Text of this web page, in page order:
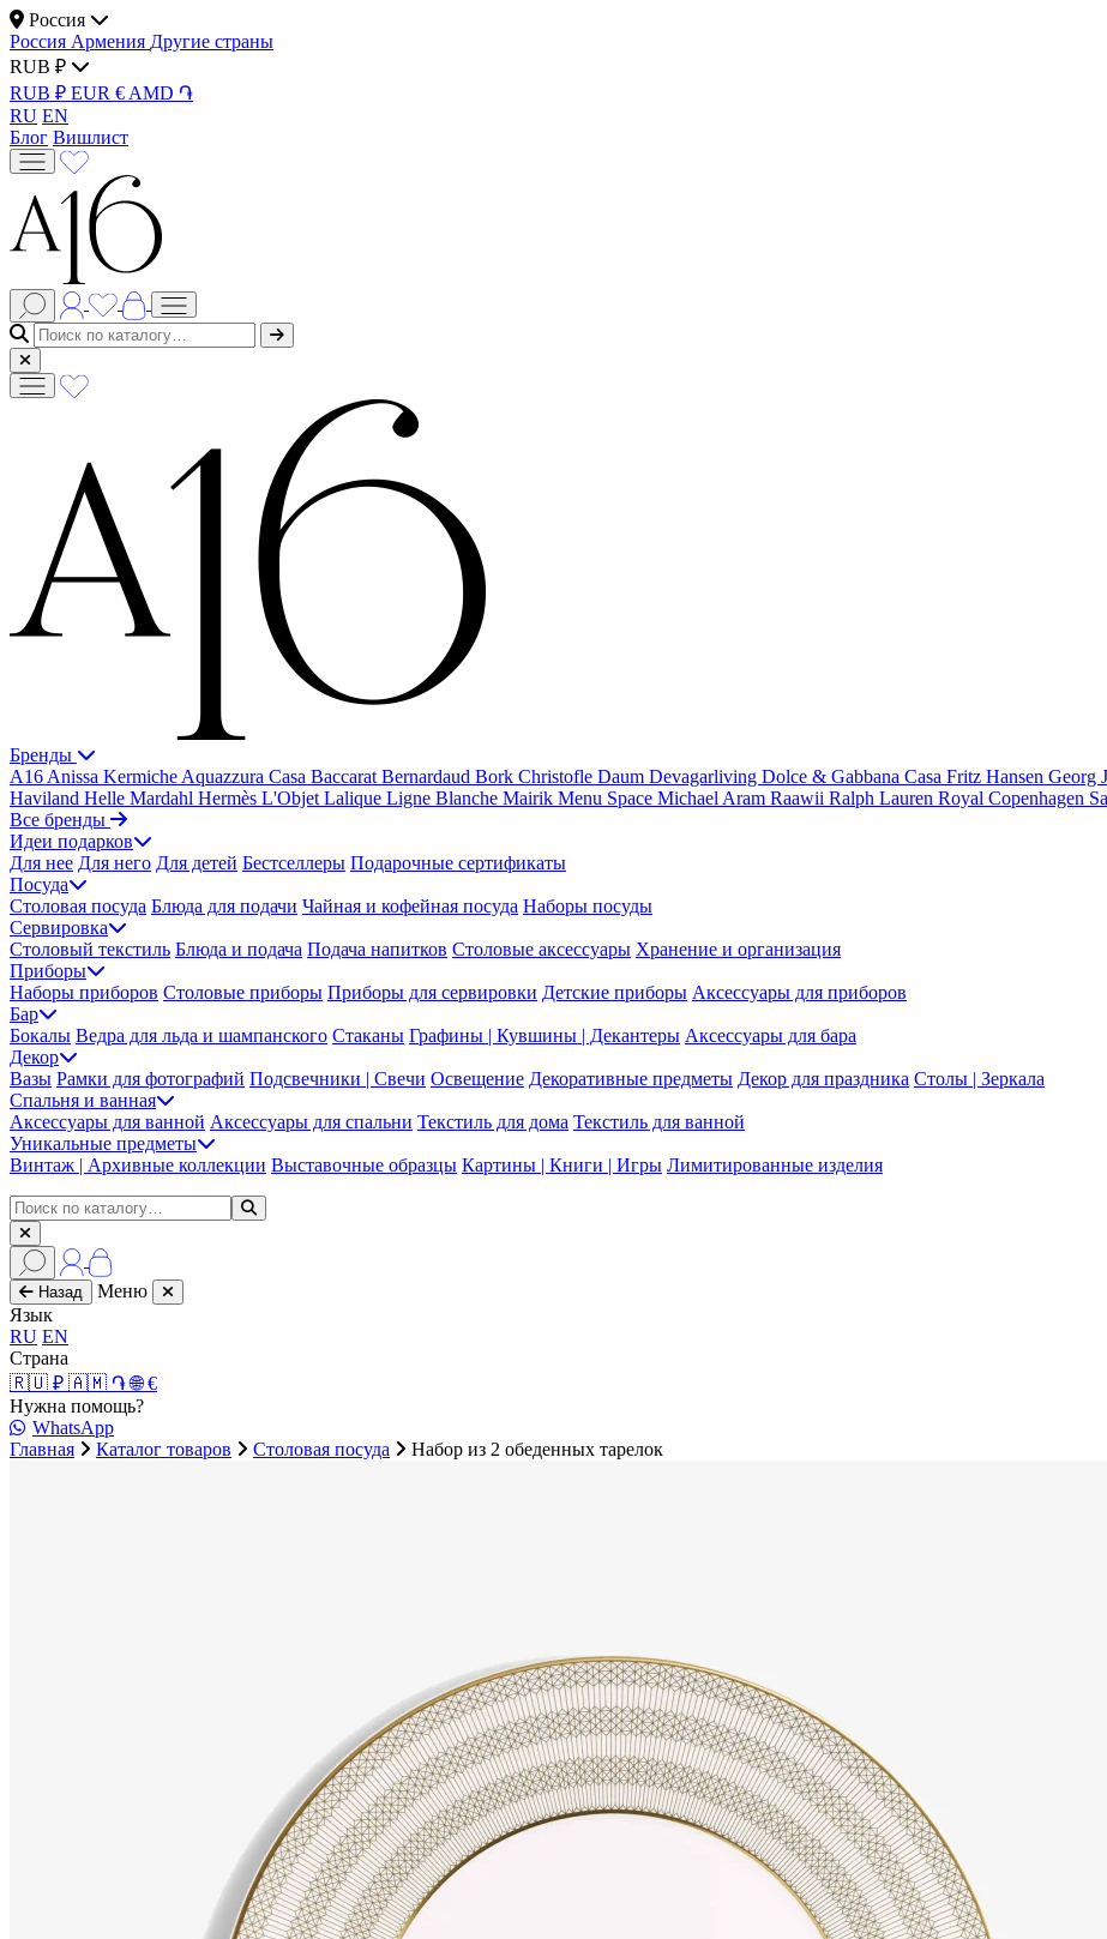
Россия
Россия Армения Другие страны
RUB ₽
RUB ₽ EUR € AMD ֏
RU EN
Блог Вишлист
Бренды
A16 Anissa Kermiche Aquazzura Casa Baccarat Bernardaud Bork Christofle Daum Devagarliving Dolce & Gabbana Casa Fritz Hansen Georg
Haviland Helle Mardahl Hermès L'Objet Lalique Ligne Blanche Mairik Menu Space Michael Aram Raawii Ralph Lauren Royal Copenhagen
Все бренды
Идеи подарков
Для нее Для него Для детей Бестселлеры Подарочные сертификаты
Посуда
Столовая посуда Блюда для подачи Чайная и кофейная посуда Наборы посуды
Сервировка
Столовый текстиль Блюда и подача Подача напитков Столовые аксессуары Хранение и организация
Приборы
Наборы приборов Столовые приборы Приборы для сервировки Детские приборы Аксессуары для приборов
Бар
Бокалы Ведра для льда и шампанского Стаканы Графины | Кувшины | Декантеры Аксессуары для бара
Декор
Вазы Рамки для фотографий Подсвечники | Свечи Освещение Декоративные предметы Декор для праздника Столы | Зеркала
Спальня и ванная
Аксессуары для ванной Аксессуары для спальни Текстиль для дома Текстиль для ванной
Уникальные предметы
Винтаж | Архивные коллекции Выставочные образцы Картины | Книги | Игры Лимитированные изделия
Назад
Меню
Язык
RU EN
Страна
🇷🇺 ₽ 🇦🇲 ֏🌐 €
Нужна помощь?
WhatsApp
Главная
Каталог товаров Столовая посуда Набор из 2 обеденных тарелок